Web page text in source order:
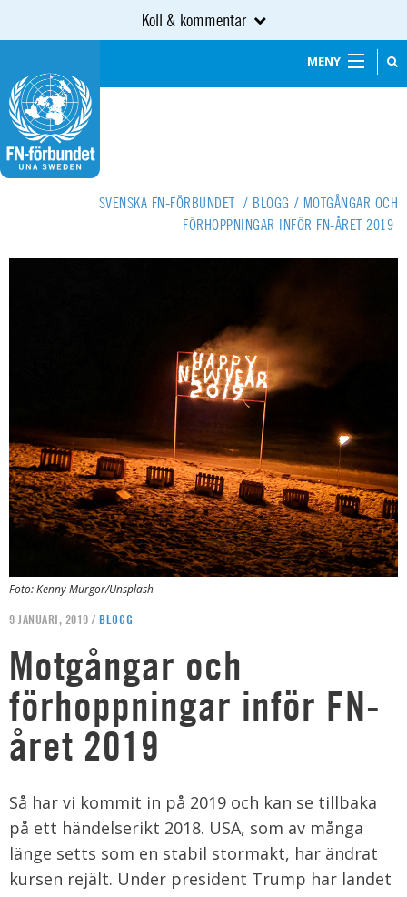
Koll & kommentar
MENY
SVENSKA FN-FÖRBUNDET / BLOGG / MOTGÅNGAR OCH
FÖRHOPPNINGAR INFÖR FN-ÅRET 2019
Foto: Kenny Murgor/Unsplash
9 JANUARI, 2019 / BLOGG
Motgångar och
förhoppningar inför FN-
året 2019
Så har vi kommit in på 2019 och kan se tillbaka
på ett händelserikt 2018. USA, som av många
länge setts som en stabil stormakt, har ändrat
kursen rejält. Under president Trump har landet